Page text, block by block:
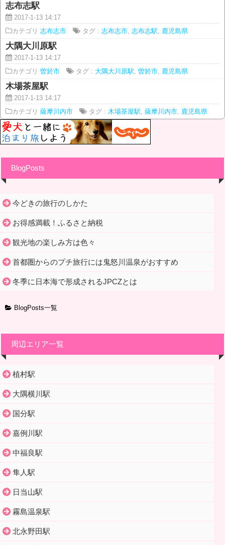
志布志駅
2017-1-13 14:17
カテゴリ 志布志市 タグ : 志布志市, 志布志駅, 鹿児島県
大隅大川原駅
2017-1-13 14:17
カテゴリ 曽於市 タグ : 大隅大川原駅, 曽於市, 鹿児島県
木場茶屋駅
2017-1-13 14:17
カテゴリ 薩摩川内市 タグ : 木場茶屋駅, 薩摩川内市, 鹿児島県
BlogPosts
今どきの旅行のしかた
お得感満載！ふるさと納税
観光地の楽しみ方は色々
首都圏からのプチ旅行には鬼怒川温泉がおすすめ
冬季に日本海で形成されるJPCZとは
BlogPosts一覧
周辺エリア一覧
植村駅
大隅横川駅
国分駅
嘉例川駅
中福良駅
隼人駅
日当山駅
霧島温泉駅
北永野田駅